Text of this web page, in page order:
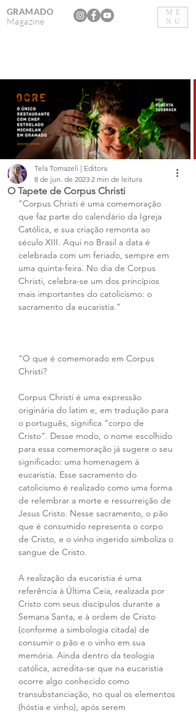
ME
NU
GRAMADO
Magazine
O Tapete de Corpus Christi
Tela Tomazeli | Editora
8 de jun. de 2023 2 min de leitura
"Corpus Christi é uma comemoração
que faz parte do calendário da Igreja
Católica, e sua criação remonta ao
século XIII. Aqui no Brasil a data é
celebrada com um feriado, sempre em
uma quinta-feira. No dia de Corpus
Christi, celebra-se um dos princípios
mais importantes do catolicismo: o
sacramento da eucaristia."
"O que é comemorado em Corpus
Christi?
Corpus Christi é uma expressão
originária do latim e, em tradução para
o português, significa “corpo de
Cristo”. Desse modo, o nome escolhido
para essa comemoração já sugere o seu
significado: uma homenagem à
eucaristia. Esse sacramento do
catolicismo é realizado como uma forma
de relembrar a morte e ressurreição de
Jesus Cristo. Nesse sacramento, o pão
que é consumido representa o corpo
de Cristo, e o vinho ingerido simboliza o
sangue de Cristo.
A realização da eucaristia é uma
referência à Última Ceia, realizada por
Cristo com seus discípulos durante a
Semana Santa, e à ordem de Cristo
(conforme a simbologia citada) de
consumir o pão e o vinho em sua
memória. Ainda dentro da teologia
católica, acredita-se que na eucaristia
ocorre algo conhecido como
transubstanciação, no qual os elementos
(hóstia e vinho), após serem